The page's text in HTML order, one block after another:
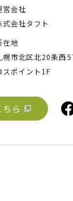
営会社
式会社タフト
在地
幌市北区北20条西
スポイント1F
ら